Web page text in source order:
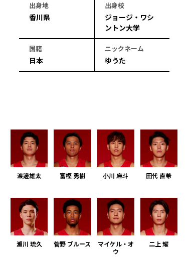
出身地
香川県
出身校
ジョージ・ワシ
ントン大学
国籍
日本
ニックネーム
ゆうた
渡邊雄太 富樫 勇樹 小川 麻斗 田代 直希
瀬川 琉久 菅野 ブルース
マイケル・オ
ウ
二上 耀